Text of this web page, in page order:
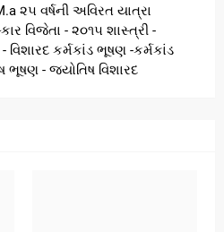
૨૫ વર્ષની અવિરત યાત્રા
વિજેતા - ૨૦૧૫ શાસ્ત્રી -
કર્મકાંડ ભૂષણ -કર્મકાંડ
ભૂષણ - જ્યોતિષ વિશારદ